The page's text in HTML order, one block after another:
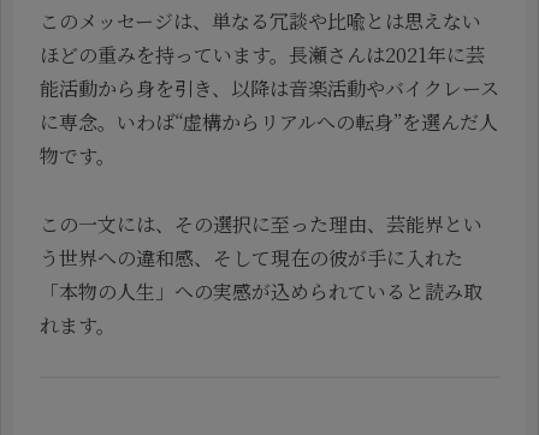
このメッセージは、単なる冗談や比喩とは思えない
ほどの重みを持っています。長瀬さんは2021年に芸
能活動から身を引き、以降は音楽活動やバイクレース
に専念。いわば“虚構からリアルへの転身”を選んだ人
物です。
この一文には、その選択に至った理由、芸能界とい
う世界への違和感、そして現在の彼が手に入れた
「本物の人生」への実感が込められていると読み取
れます。